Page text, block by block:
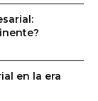
en la era